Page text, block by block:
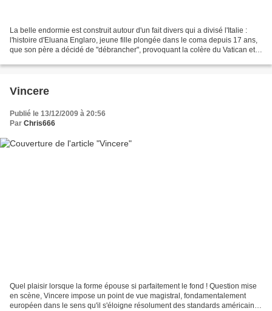
La belle endormie est construit autour d'un fait divers qui a divisé l'Italie :
l'histoire d'Eluana Englaro, jeune fille plongée dans le coma depuis 17 ans,
que son père a décidé de "débrancher", provoquant la colère du Vatican et
Vincere
Publié le 13/12/2009 à 20:56
Par Chris666
Quel plaisir lorsque la forme épouse si parfaitement le fond ! Question mise
en scène, Vincere impose un point de vue magistral, fondamentalement
européen dans le sens qu'il s'éloigne résolument des standards américains